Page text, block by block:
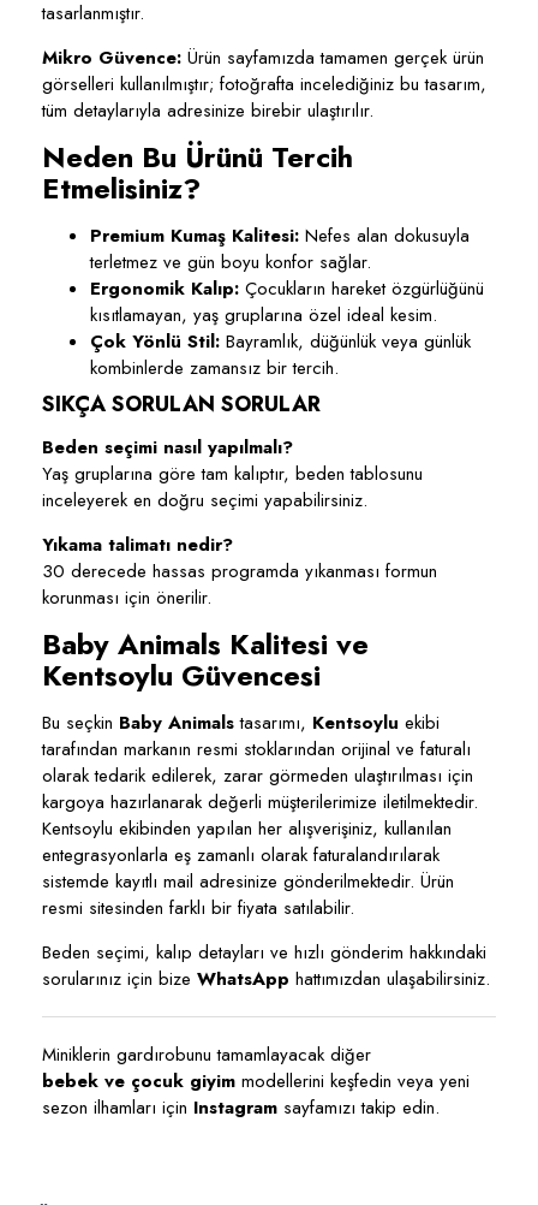
tasarlanmıştır.
Mikro Güvence: Ürün sayfamızda tamamen gerçek ürün
görselleri kullanılmıştır; fotoğrafta incelediğiniz bu tasarım,
tüm detaylarıyla adresinize birebir ulaştırılır.
Neden Bu Ürünü Tercih
Etmelisiniz?
Premium Kumaş Kalitesi: Nefes alan dokusuyla
terletmez ve gün boyu konfor sağlar.
Ergonomik Kalıp: Çocukların hareket özgürlüğünü
kısıtlamayan, yaş gruplarına özel ideal kesim.
Çok Yönlü Stil: Bayramlık, düğünlük veya günlük
kombinlerde zamansız bir tercih.
SIKÇA SORULAN SORULAR
Beden seçimi nasıl yapılmalı?
Yaş gruplarına göre tam kalıptır, beden tablosunu
inceleyerek en doğru seçimi yapabilirsiniz.
Yıkama talimatı nedir?
30 derecede hassas programda yıkanması formun
korunması için önerilir.
Baby Animals Kalitesi ve
Kentsoylu Güvencesi
Bu seçkin Baby Animalstasarımı, Kentsoylu ekibi
tarafından markanın resmi stoklarından orijinal ve faturalı
olarak tedarik edilerek, zarar görmeden ulaştırılması için
kargoya hazırlanarak değerli müşterilerimize iletilmektedir.
Kentsoylu ekibinden yapılan her alışverişiniz, kullanılan
entegrasyonlarla eş zamanlı olarak faturalandırılarak
sistemde kayıtlı mail adresinize gönderilmektedir. Ürün
resmi sitesinden farklı bir fiyata satılabilir.
Beden seçimi, kalıp detayları ve hızlı gönderim hakkındaki
sorularınız için bize WhatsApp hattımızdan ulaşabilirsiniz.
Miniklerin gardırobunu tamamlayacak diğer
bebek ve çocuk giyim modellerini keşfedin veya yeni
sezon ilhamları için Instagram sayfamızı takip edin.